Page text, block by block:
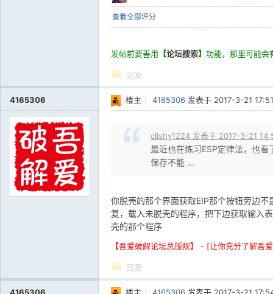
查看全部评分
发帖前要善用 【论坛搜索】 功能，那里可能会
回复
4165306 楼主 4165306 发表于 2017-3-21 17:51
cllshy1224 发表于 2017-3-21
最近也在练习ESP定律法，也
保存不能 ...
你脱壳的那个界面获取EIP那个按钮旁边
复，载入未脱壳的程序，把下边获取输入
壳的那个程序
【吾爱破解论坛总版规】 - [让你充分了解吾
回复